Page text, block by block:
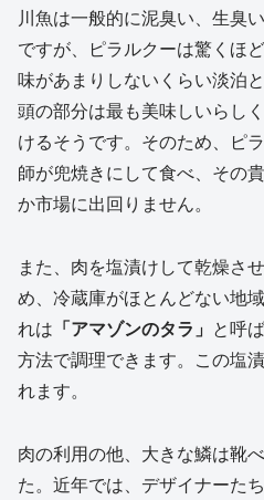
川魚は一般的に泥臭い、生臭
ですが、ピラルクーは驚くほ
味があまりしないくらい淡泊
頭の部分は最も美味しいらし
けるそうです。そのため、ピ
師が兜焼きにして食べ、その
か市場に出回りません。
また、肉を塩漬けして乾燥さ
め、冷蔵庫がほとんどない地
れは 「アマゾンのタラ」 と呼
方法で調理できます。この塩
れます。
肉の利用の他、大きな鱗は靴
た。近年では、デザイナーた